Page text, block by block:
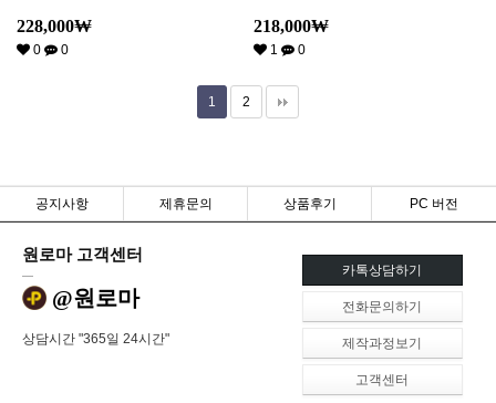
228,000₩
0 0
218,000₩
1 0
1 2
공지사항 제휴문의 상품후기 PC 버전
원로마 고객센터
@원로마
상담시간 "365일 24시간"
카톡상담하기
전화문의하기
제작과정보기
고객센터